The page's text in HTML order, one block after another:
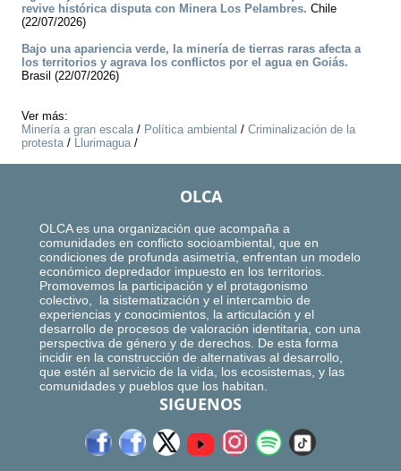
revive histórica disputa con Minera Los Pelambres. Chile
(22/07/2026)
Bajo una apariencia verde, la minería de tierras raras afecta a
los territorios y agrava los conflictos por el agua en Goiás.
Brasil (22/07/2026)
Ver más:
Minería a gran escala/ Política ambiental / Criminalización de la
protesta/ Llurimagua/
OLCA
OLCA es una organización que acompaña a
comunidades en conflicto socioambiental, que en
condiciones de profunda asimetría, enfrentan un modelo
económico depredador impuesto en los territorios.
Promovemos la participación y el protagonismo
colectivo, la sistematización y el intercambio de
experiencias y conocimientos, la articulación y el
desarrollo de procesos de valoración identitaria, con una
perspectiva de género y de derechos. De esta forma
incidir en la construcción de alternativas al desarrollo,
que estén al servicio de la vida, los ecosistemas, y las
comunidades y pueblos que los habitan.
SIGUENOS